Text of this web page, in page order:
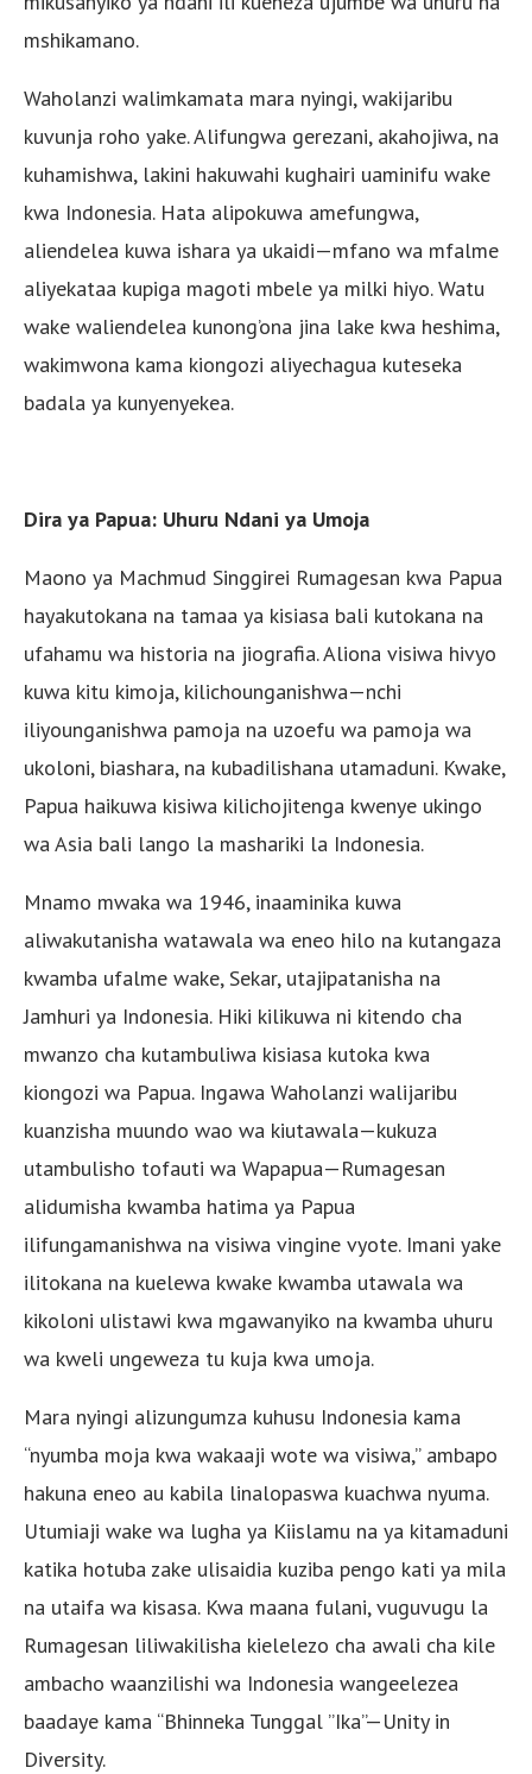
mshikamano.
Waholanzi walimkamata mara nyingi, wakijaribu
kuvunja roho yake. Alifungwa gerezani, akahojiwa, na
kuhamishwa, lakini hakuwahi kughairi uaminifu wake
kwa Indonesia. Hata alipokuwa amefungwa,
aliendelea kuwa ishara ya ukaidi—mfano wa mfalme
aliyekataa kupiga magoti mbele ya milki hiyo. Watu
wake waliendelea kunong’ona jina lake kwa heshima,
wakimwona kama kiongozi aliyechagua kuteseka
badala ya kunyenyekea.
Dira ya Papua: Uhuru Ndani ya Umoja
Maono ya Machmud Singgirei Rumagesan kwa Papua
hayakutokana na tamaa ya kisiasa bali kutokana na
ufahamu wa historia na jiografia. Aliona visiwa hivyo
kuwa kitu kimoja, kilichounganishwa—nchi
iliyounganishwa pamoja na uzoefu wa pamoja wa
ukoloni, biashara, na kubadilishana utamaduni. Kwake,
Papua haikuwa kisiwa kilichojitenga kwenye ukingo
wa Asia bali lango la mashariki la Indonesia.
Mnamo mwaka wa 1946, inaaminika kuwa
aliwakutanisha watawala wa eneo hilo na kutangaza
kwamba ufalme wake, Sekar, utajipatanisha na
Jamhuri ya Indonesia. Hiki kilikuwa ni kitendo cha
mwanzo cha kutambuliwa kisiasa kutoka kwa
kiongozi wa Papua. Ingawa Waholanzi walijaribu
kuanzisha muundo wao wa kiutawala—kukuza
utambulisho tofauti wa Wapapua—Rumagesan
alidumisha kwamba hatima ya Papua
ilifungamanishwa na visiwa vingine vyote. Imani yake
ilitokana na kuelewa kwake kwamba utawala wa
kikoloni ulistawi kwa mgawanyiko na kwamba uhuru
wa kweli ungeweza tu kuja kwa umoja.
Mara nyingi alizungumza kuhusu Indonesia kama
“nyumba moja kwa wakaaji wote wa visiwa,” ambapo
hakuna eneo au kabila linalopaswa kuachwa nyuma.
Utumiaji wake wa lugha ya Kiislamu na ya kitamaduni
katika hotuba zake ulisaidia kuziba pengo kati ya mila
na utaifa wa kisasa. Kwa maana fulani, vuguvugu la
Rumagesan liliwakilisha kielelezo cha awali cha kile
ambacho waanzilishi wa Indonesia wangeelezea
baadaye kama “Bhinneka Tunggal ”Ika”—Unity in
Diversity.